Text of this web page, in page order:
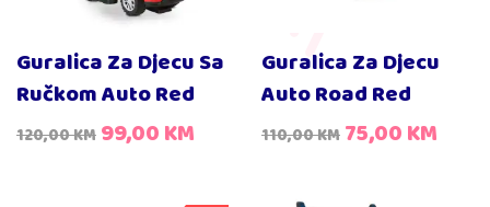
Guralica Za Djecu Sa
Ručkom Auto Red
120,00KM 99,00KM
Guralica Za Djecu
Auto Road Red
110,00KM 75,00KM